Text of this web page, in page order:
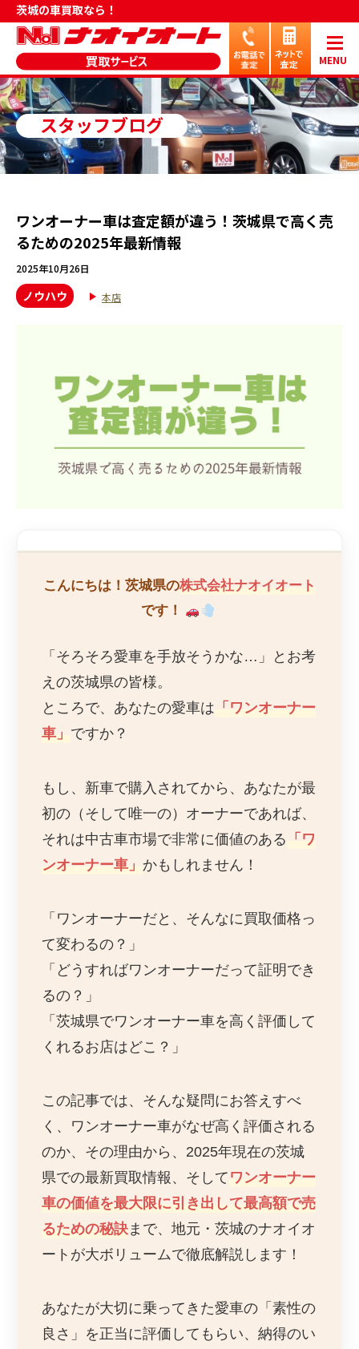
茨城の車買取なら！
MENU
スタッフブログ
ワンオーナー車は査定額が違う！茨城県で高く売
るための2025年最新情報
2025年10月26日
ノウハウ 本店
こんにちは！茨城県の株式会社ナオイオート
です！
「そろそろ愛車を手放そうかな…」とお考
えの茨城県の皆様。
ところで、あなたの愛車は 「ワンオーナー
車」 ですか？
もし、新車で購入されてから、あなたが最
初の（そして唯一の）オーナーであれば、
それは中古車市場で非常に価値のある 「ワ
ンオーナー車」 かもしれません！
「ワンオーナーだと、そんなに買取価格っ
て変わるの？」
「どうすればワンオーナーだって証明でき
るの？」
「茨城県でワンオーナー車を高く評価して
くれるお店はどこ？」
この記事では、そんな疑問にお答えすべ
く、ワンオーナー車がなぜ高く評価される
のか、その理由から、2025年現在の茨城
県での最新買取情報、そして ワンオーナー
車の価値を最大限に引き出して最高額で売
るための秘訣 まで、地元・茨城のナオイオ
ートが大ボリュームで徹底解説します！
あなたが大切に乗ってきた愛車の「素性の
良さ」を正当に評価してもらい、納得のい